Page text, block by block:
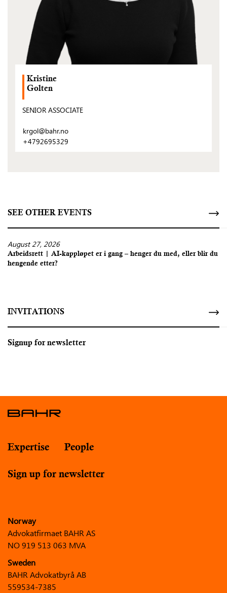
Kristine
Golten
SENIOR ASSOCIATE
krgol@bahr.no
+4792695329
SEE OTHER EVENTS
August 27, 2026
Arbeidsrett | AI-kappløpet er i gang – henger du med, eller blir du
hengende etter?
INVITATIONS
Signup for newsletter
Expertise People
Sign up for newsletter
Norway
Advokatfirmaet BAHR AS
NO 919 513 063 MVA
Sweden
BAHR Advokatbyrå AB
559534-7385